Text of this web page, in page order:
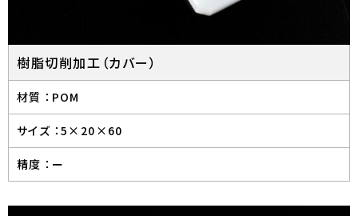
樹脂切削加工（カバー）
材質 ： POM
サイズ ： 5×20×60
精度 ： ー